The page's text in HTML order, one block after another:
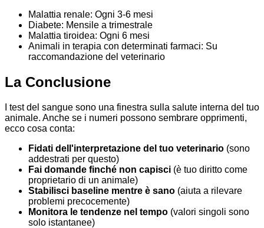
Malattia renale: Ogni 3-6 mesi
Diabete: Mensile a trimestrale
Malattia tiroidea: Ogni 6 mesi
Animali in terapia con determinati farmaci: Su
raccomandazione del veterinario
La Conclusione
I test del sangue sono una finestra sulla salute interna del tuo
animale. Anche se i numeri possono sembrare opprimenti,
ecco cosa conta:
Fidati dell'interpretazione del tuo veterinario (sono
addestrati per questo)
Fai domande finché non capisci (è tuo diritto come
proprietario di un animale)
Stabilisci baseline mentre è sano (aiuta a rilevare
problemi precocemente)
Monitora le tendenze nel tempo (valori singoli sono
solo istantanee)